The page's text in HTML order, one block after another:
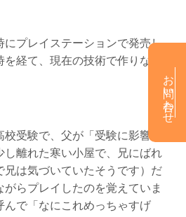
プレイステーションで発売し
経て、現在の技術で作りなお
受験で、父が「受験に影響す
し離れた寒い小屋で、兄にばれ
は気づいていたそうです）だ
らプレイしたのを覚えていま
で「なにこれめっちゃすげ
お問い合わせ